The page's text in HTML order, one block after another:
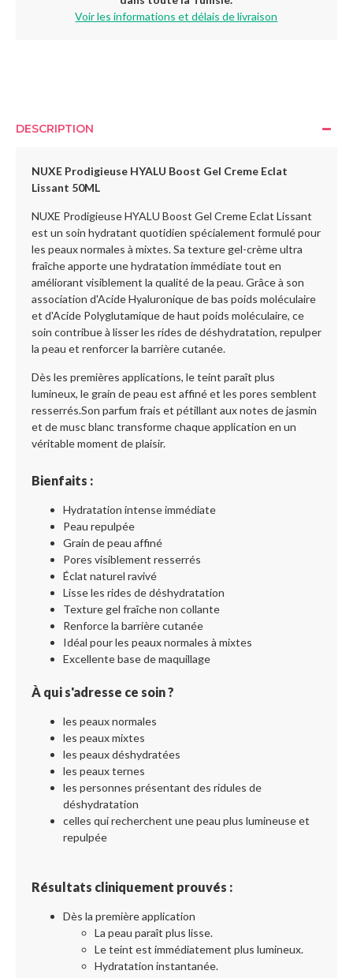
Voir les informations et délais de livraison
DESCRIPTION
NUXE Prodigieuse HYALU Boost Gel Creme Eclat
Lissant 50ML
NUXE Prodigieuse HYALU Boost Gel Creme Eclat Lissant
est un soin hydratant quotidien spécialement formulé pour
les peaux normales à mixtes. Sa texture gel-crème ultra
fraîche apporte une hydratation immédiate tout en
améliorant visiblement la qualité de la peau. Grâce à son
association d'Acide Hyaluronique de bas poids moléculaire
et d'Acide Polyglutamique de haut poids moléculaire, ce
soin contribue à lisser les rides de déshydratation, repulper
la peau et renforcer la barrière cutanée.
Dès les premières applications, le teint paraît plus
lumineux, le grain de peau est affiné et les pores semblent
resserrés.Son parfum frais et pétillant aux notes de jasmin
et de musc blanc transforme chaque application en un
véritable moment de plaisir.
Bienfaits :
Hydratation intense immédiate
Peau repulpée
Grain de peau affiné
Pores visiblement resserrés
Éclat naturel ravivé
Lisse les rides de déshydratation
Texture gel fraîche non collante
Renforce la barrière cutanée
Idéal pour les peaux normales à mixtes
Excellente base de maquillage
À qui s'adresse ce soin ?
les peaux normales
les peaux mixtes
les peaux déshydratées
les peaux ternes
les personnes présentant des ridules de
déshydratation
celles qui recherchent une peau plus lumineuse et
repulpée
Résultats cliniquement prouvés :
Dès la première application
La peau paraît plus lisse.
Le teint est immédiatement plus lumineux.
Hydratation instantanée.